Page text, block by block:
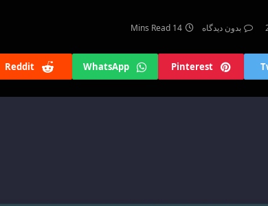
بدون دیدگاه 14 Mins Read
Pinterest
WhatsApp
Reddit